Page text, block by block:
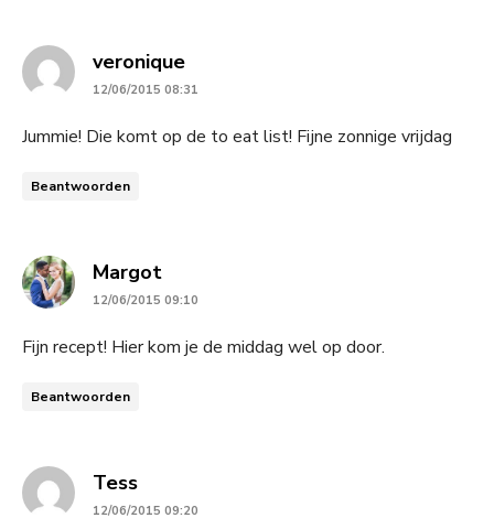
veroniquesays:
12/06/2015 08:31
Jummie! Die komt op de to eat list! Fijne zonnige vrijdag
Beantwoorden
Margotsays:
12/06/2015 09:10
Fijn recept! Hier kom je de middag wel op door.
Beantwoorden
Tesssays:
12/06/2015 09:20